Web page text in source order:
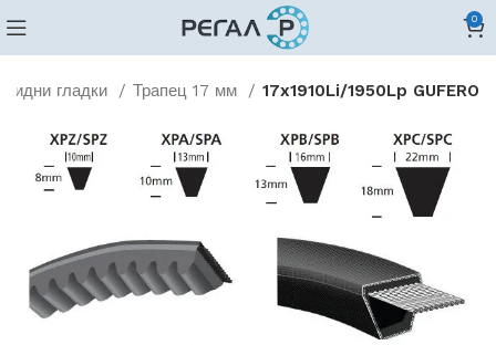
0
гладки Трапец 17 мм 17x1910Li/1950Lp GUFERO